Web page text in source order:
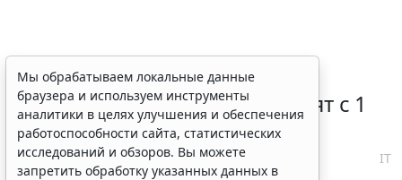
Правовую охрану цифровых
технологий в России расширят с 1
января 2027 года
7 августа 2026 18:04 IT
Мы обрабатываем локальные данные
браузера и используем инструменты
аналитики в целях улучшения и обеспечения
работоспособности сайта, статистических
исследований и обзоров. Вы можете
запретить обработку указанных данных в